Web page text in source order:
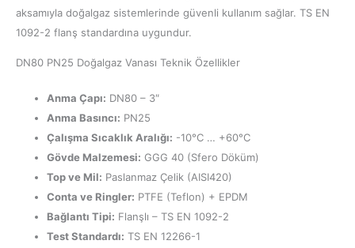
aksamıyla doğalgaz sistemlerinde güvenli kullanım sağlar. TS EN
1092-2 flanş standardına uygundur.
DN80 PN25 Doğalgaz Vanası Teknik Özellikler
Anma Çapı: DN80 – 3″
Anma Basıncı: PN25
Çalışma Sıcaklık Aralığı: -10°C … +60°C
Gövde Malzemesi: GGG 40 (Sfero Döküm)
Top ve Mil: Paslanmaz Çelik (AISI420)
Conta ve Ringler: PTFE (Teflon) + EPDM
Bağlantı Tipi: Flanşlı – TS EN 1092-2
Test Standardı: TS EN 12266-1